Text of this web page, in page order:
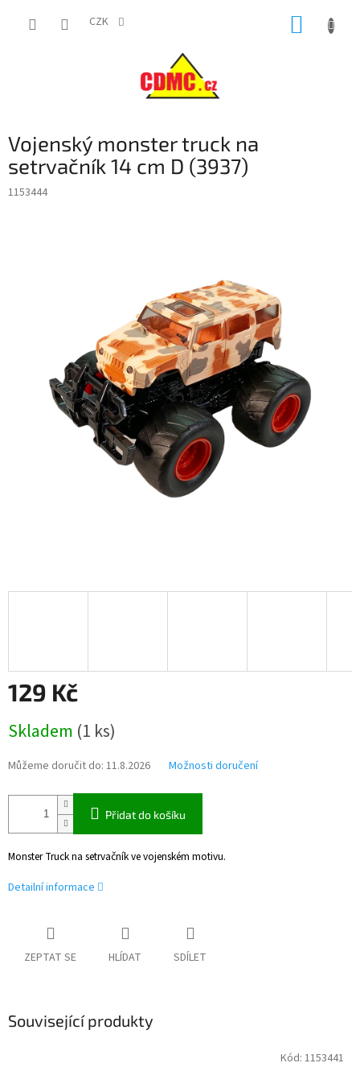
CZK
Vojenský monster truck na
setrvačník 14 cm D (3937)
1153444
129 Kč
cena:
Skladem (1 ks)
Můžeme doručit do: 11.8.2026 Možnosti doručení
Přidat do košíku
Monster Truck na setrvačník ve vojenském motivu.
Detailní informace
ZEPTAT SE HLÍDAT SDÍLET
Související produkty
Kód: 1153441